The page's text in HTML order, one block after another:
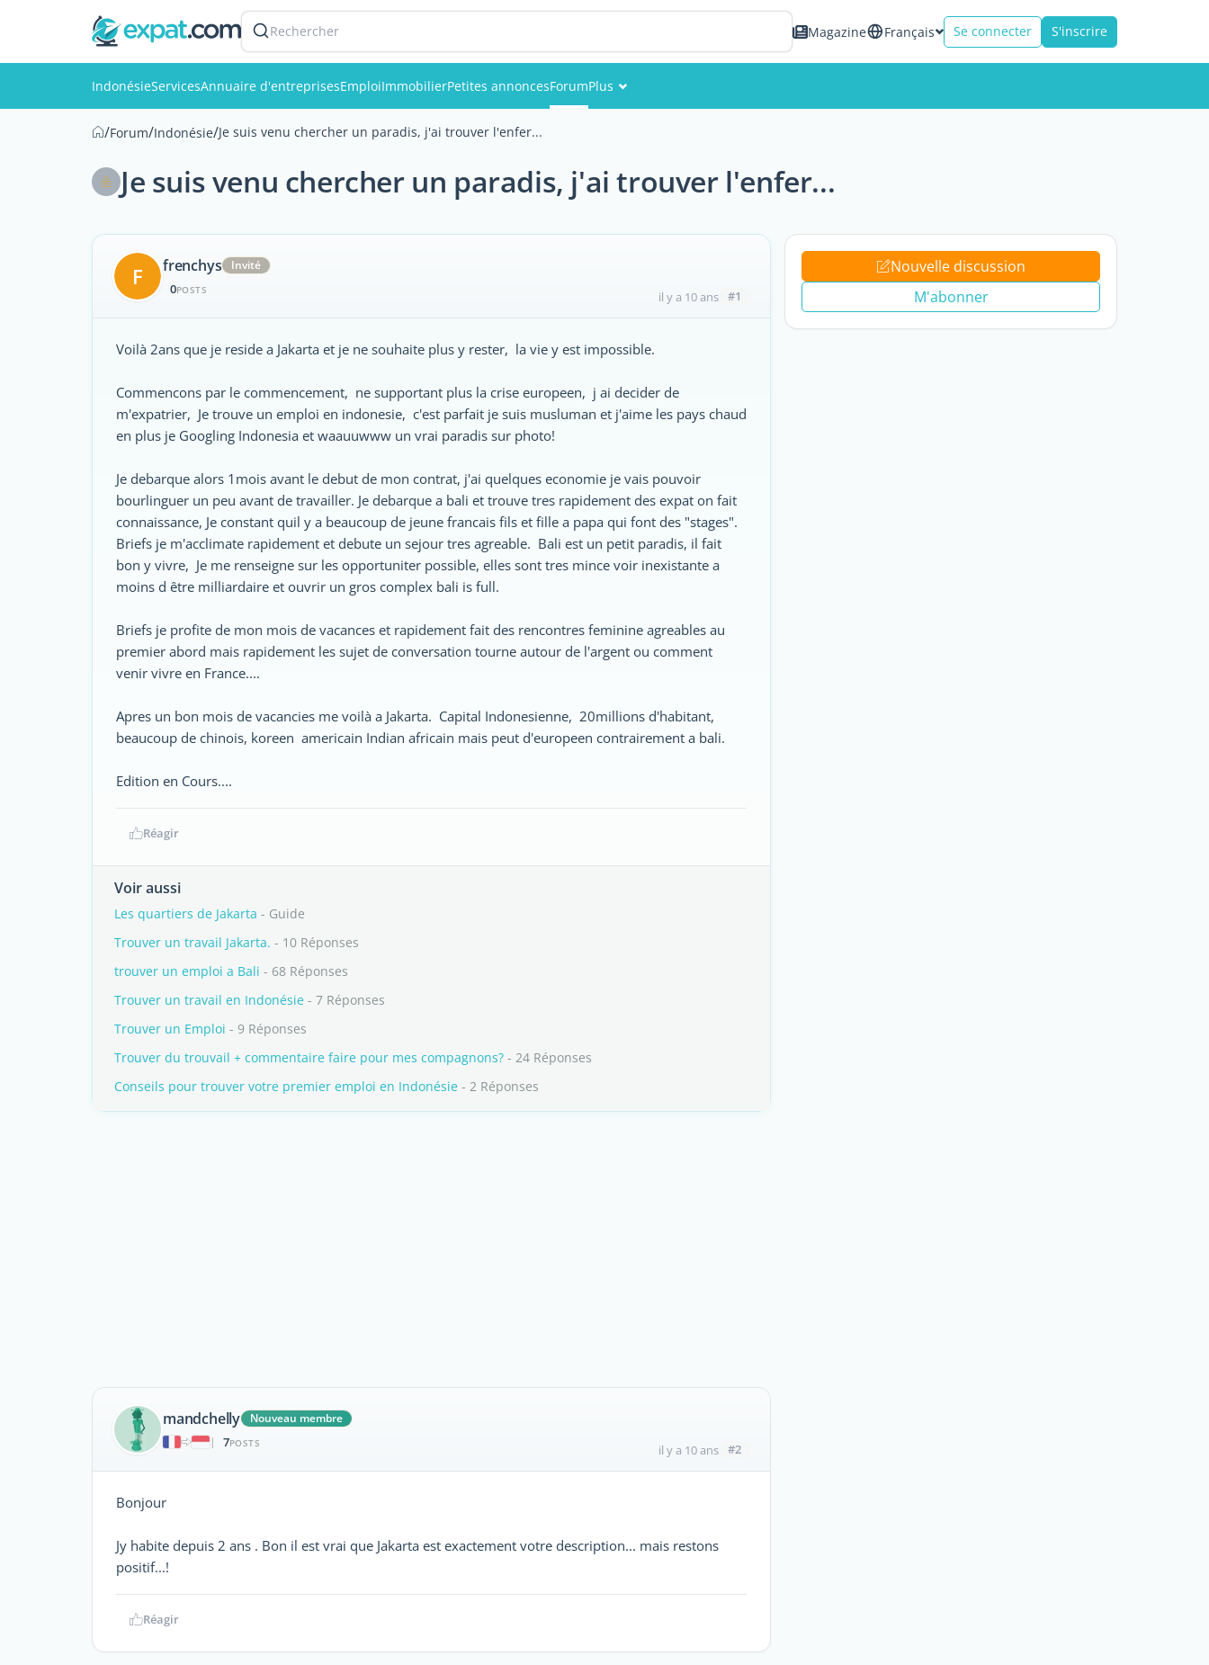
Rechercher Magazine Français Se connecter S'inscrire
IndonésieServicesAnnuaire d'entreprisesEmploiImmobilierPetites annoncesForumPlus
Membres
/Forum/Indonésie/Je suis venu chercher un paradis, j'ai trouver l'enfer...
Je suis venu chercher un paradis, j'ai trouver l'enfer...
F frenchys Invité
0POSTS il y a 10 ans #1
Voilà 2ans que je reside a Jakarta et je ne souhaite plus y rester, la vie y est impossible.
Commencons par le commencement, ne supportant plus la crise europeen, j ai decider de
m'expatrier, Je trouve un emploi en indonesie, c'est parfait je suis musluman et j'aime les pays chaud
en plus je Googling Indonesia et waauuwww un vrai paradis sur photo!
Je debarque alors 1mois avant le debut de mon contrat, j'ai quelques economie je vais pouvoir
bourlinguer un peu avant de travailler. Je debarque a bali et trouve tres rapidement des expat on fait
connaissance, Je constant quil y a beaucoup de jeune francais fils et fille a papa qui font des "stages".
Briefs je m'acclimate rapidement et debute un sejour tres agreable. Bali est un petit paradis, il fait
bon y vivre, Je me renseigne sur les opportuniter possible, elles sont tres mince voir inexistante a
moins d être milliardaire et ouvrir un gros complex bali is full.
Briefs je profite de mon mois de vacances et rapidement fait des rencontres feminine agreables au
premier abord mais rapidement les sujet de conversation tourne autour de l'argent ou comment
venir vivre en France....
Apres un bon mois de vacancies me voilà a Jakarta. Capital Indonesienne, 20millions d'habitant,
beaucoup de chinois, koreen americain Indian africain mais peut d'europeen contrairement a bali.
Edition en Cours....
Réagir
Voir aussi
Les quartiers de Jakarta - Guide
Trouver un travail Jakarta. - 10 Réponses
trouver un emploi a Bali - 68 Réponses
Trouver un travail en Indonésie - 7 Réponses
Trouver un Emploi - 9 Réponses
Trouver du trouvail + commentaire faire pour mes compagnons? - 24 Réponses
Conseils pour trouver votre premier emploi en Indonésie - 2 Réponses
mandchelly
Nouveau membre
|
7POSTS il y a 10 ans #2
Bonjour
Jy habite depuis 2 ans . Bon il est vrai que Jakarta est exactement votre description... mais restons
positif...!
Réagir
Nouvelle discussion
M'abonner